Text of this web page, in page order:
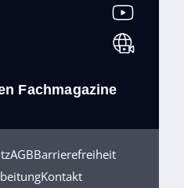
Fachmagazine
AGBBarrierefreiheit
Kontakt